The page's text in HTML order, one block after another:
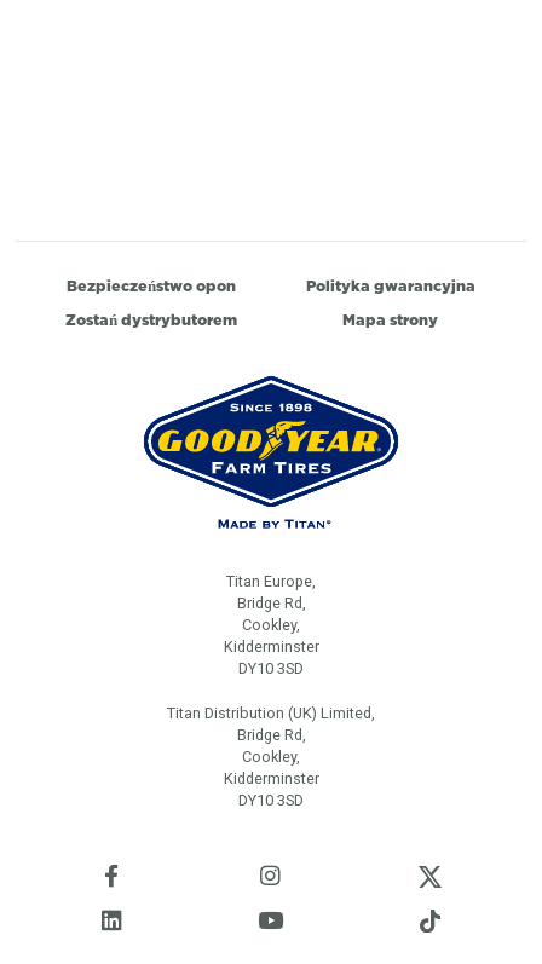
Bezpieczeństwo opon
Polityka gwarancyjna
Zostań dystrybutorem
Mapa strony
Titan Europe,
Bridge Rd,
Cookley,
Kidderminster
DY10 3SD
Titan Distribution (UK) Limited,
Bridge Rd,
Cookley,
Kidderminster
DY10 3SD